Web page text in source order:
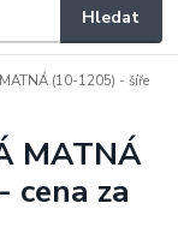
Hledat
(10-1205) - šíře
MATNÁ
cena za